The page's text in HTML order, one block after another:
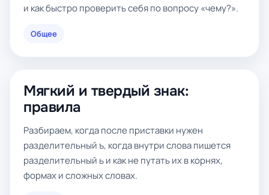
и как быстро проверить себя по вопросу «чему?».
Общее
Мягкий и твердый знак:
правила
Разбираем, когда после приставки нужен
разделительный ъ, когда внутри слова пишется
разделительный ь и как не путать их в корнях,
формах и сложных словах.